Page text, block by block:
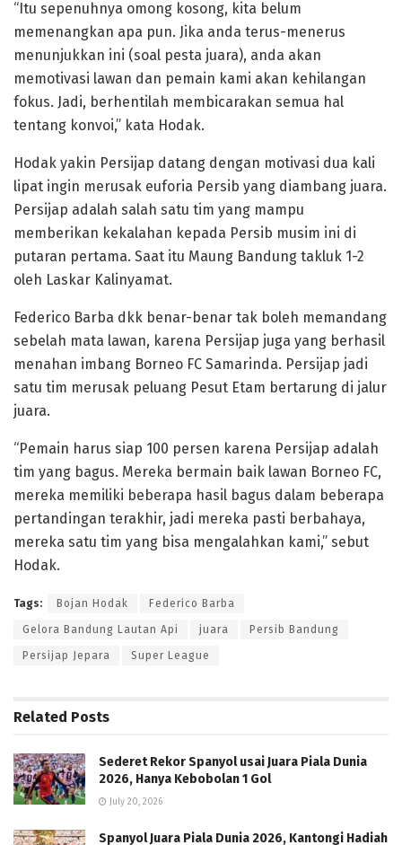
“Itu sepenuhnya omong kosong, kita belum
memenangkan apa pun. Jika anda terus-menerus
menunjukkan ini (soal pesta juara), anda akan
memotivasi lawan dan pemain kami akan kehilangan
fokus. Jadi, berhentilah membicarakan semua hal
tentang konvoi,” kata Hodak.
Hodak yakin Persijap datang dengan motivasi dua kali
lipat ingin merusak euforia Persib yang diambang juara.
Persijap adalah salah satu tim yang mampu
memberikan kekalahan kepada Persib musim ini di
putaran pertama. Saat itu Maung Bandung takluk 1-2
oleh Laskar Kalinyamat.
Federico Barba dkk benar-benar tak boleh memandang
sebelah mata lawan, karena Persijap juga yang berhasil
menahan imbang Borneo FC Samarinda. Persijap jadi
satu tim merusak peluang Pesut Etam bertarung di jalur
juara.
“Pemain harus siap 100 persen karena Persijap adalah
tim yang bagus. Mereka bermain baik lawan Borneo FC,
mereka memiliki beberapa hasil bagus dalam beberapa
pertandingan terakhir, jadi mereka pasti berbahaya,
mereka satu tim yang bisa mengalahkan kami,” sebut
Hodak.
Tags: Bojan Hodak Federico Barba
Gelora Bandung Lautan Api juara Persib Bandung
Persijap Jepara Super League
Related Posts
Sederet Rekor Spanyol usai Juara Piala Dunia
2026, Hanya Kebobolan 1 Gol
July 20, 2026
Spanyol Juara Piala Dunia 2026, Kantongi Hadiah